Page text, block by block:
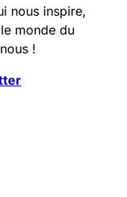
nous inspire,
monde du
!